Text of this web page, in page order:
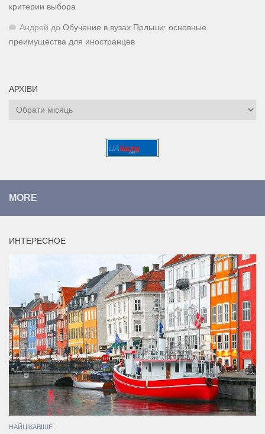
критерии выбора
Андрей до Обучение в вузах Польши: основные
преимущества для иностранцев
АРХІВИ
Архіви
MORE
ИНТЕРЕСНОЕ
НАЙЦІКАВІШЕ